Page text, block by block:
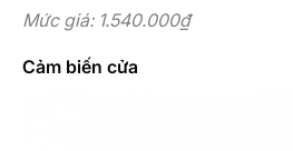
Mức giá: 1.540.000₫
Cảm biến cửa